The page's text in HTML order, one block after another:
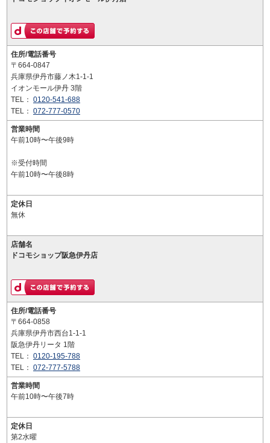
住所/電話番号
〒664-0847
兵庫県伊丹市藤ノ木1-1-1
イオンモール伊丹 3階
TEL： 0120-541-688
TEL： 072-777-0570
営業時間
午前10時〜午後9時
※受付時間
午前10時〜午後8時
定休日
無休
店舗名
ドコモショップ阪急伊丹店
住所/電話番号
〒664-0858
兵庫県伊丹市西台1-1-1
阪急伊丹リータ 1階
TEL： 0120-195-788
TEL： 072-777-5788
営業時間
午前10時〜午後7時
定休日
第2水曜